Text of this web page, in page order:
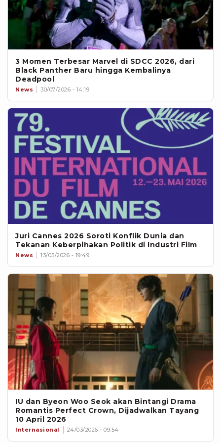
3 Momen Terbesar Marvel di SDCC 2026, dari
Black Panther Baru hingga Kembalinya
Deadpool
News 30/07/2026 - 14:19
Juri Cannes 2026 Soroti Konflik Dunia dan
Tekanan Keberpihakan Politik di Industri Film
News 13/05/2026 - 19:49
IU dan Byeon Woo Seok akan Bintangi Drama
Romantis Perfect Crown, Dijadwalkan Tayang
10 April 2026
Internasional 24/03/2026 - 09:54